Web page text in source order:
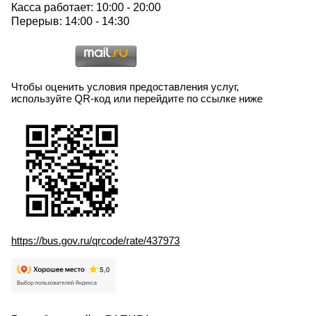
Касса работает: 10:00 - 20:00
Перерыв: 14:00 - 14:30
Чтобы оценить условия предоставления услуг,
используйте QR-код или перейдите по ссылке ниже
https://bus.gov.ru/qrcode/rate/437973